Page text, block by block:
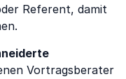
Referent, damit
Vortragsberater